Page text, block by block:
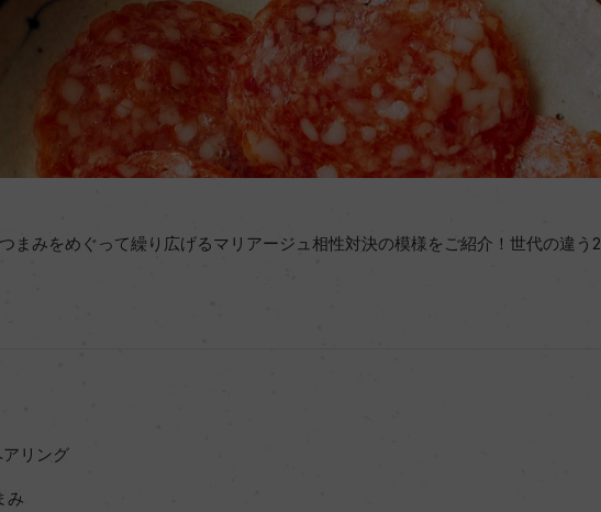
まみをめぐって繰り広げるマリアージュ相性対決の模様をご紹介！世代の違う2
アリング
み